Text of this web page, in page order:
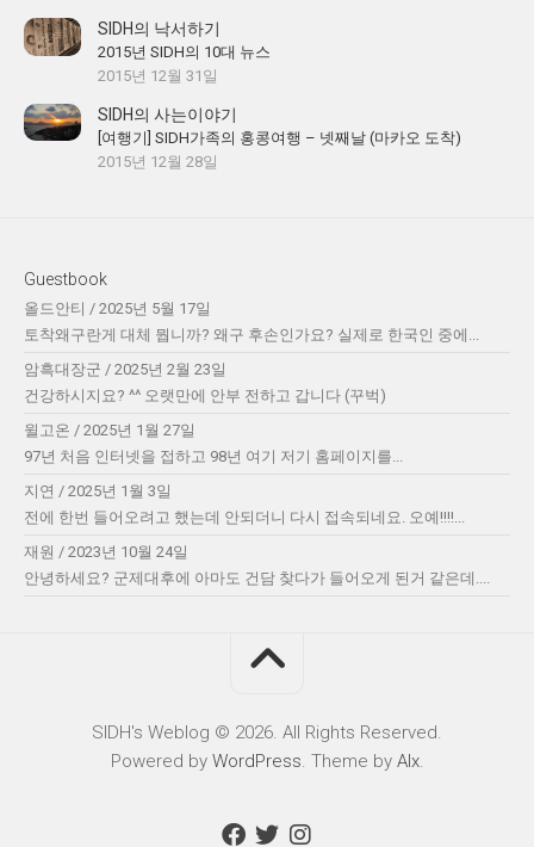
SIDH의 낙서하기
2015년 SIDH의 10대 뉴스
2015년 12월 31일
SIDH의 사는이야기
[여행기] SIDH가족의 홍콩여행 – 넷째날 (마카오 도착)
2015년 12월 28일
Guestbook
올드안티 / 2025년 5월 17일
토착왜구란게 대체 뭡니까? 왜구 후손인가요? 실제로 한국인 중에...
암흑대장군 / 2025년 2월 23일
건강하시지요? ^^ 오랫만에 안부 전하고 갑니다 (꾸벅)
윌고온 / 2025년 1월 27일
97년 처음 인터넷을 접하고 98년 여기 저기 홈페이지를...
지연 / 2025년 1월 3일
전에 한번 들어오려고 했는데 안되더니 다시 접속되네요. 오예!!!!...
재원 / 2023년 10월 24일
안녕하세요? 군제대후에 아마도 건담 찾다가 들어오게 된거 같은데....
SIDH′s Weblog © 2026. All Rights Reserved.
Powered by WordPress. Theme by Alx.